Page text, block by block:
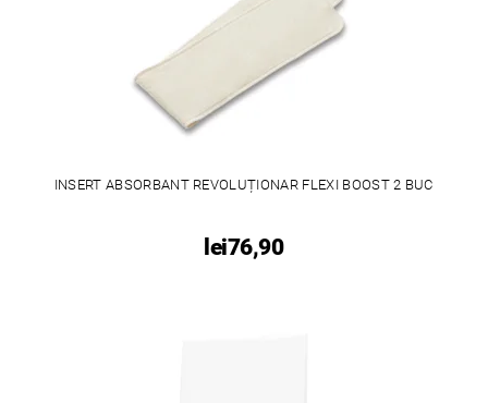
INSERT ABSORBANT REVOLUȚIONAR FLEXI BOOST 2 BUC
lei76,90